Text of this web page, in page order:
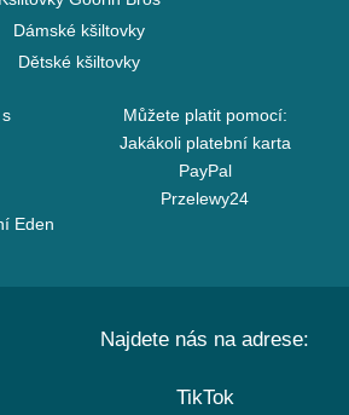
Dámské kšiltovky
Dětské kšiltovky
Eden
Můžete platit pomocí:
Jakákoli platební karta
PayPal
Przelewy24
Najdete nás na adrese:
TikTok